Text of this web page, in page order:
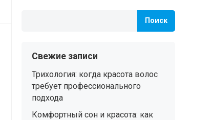
Поиск
Свежие записи
Трихология: когда красота волос
требует профессионального
подхода
Комфортный сон и красота: как